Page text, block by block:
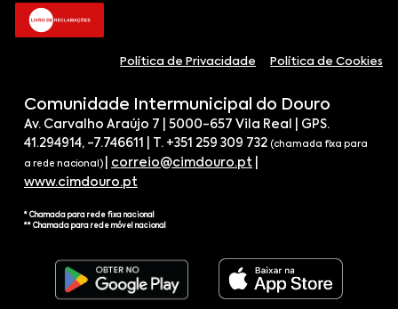
Política de Privacidade Política de Cookies
Comunidade Intermunicipal do Douro
Av. Carvalho Araújo 7 | 5000-657 Vila Real | GPS.
41.294914, -7.746611 | T. +351 259 309 732 (chamada fixa para
a rede nacional) correio@cimdouro.pt
www.cimdouro.pt
* Chamada para rede fixa nacional
** Chamada para rede móvel nacional